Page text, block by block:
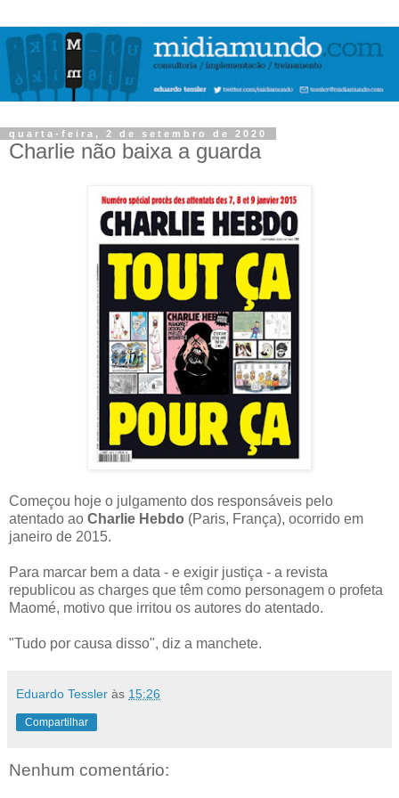
quarta-feira, 2 de setembro de 2020
Charlie não baixa a guarda
Começou hoje o julgamento dos responsáveis pelo
atentado ao Charlie Hebdo (Paris, França), ocorrido em
janeiro de 2015.
Para marcar bem a data - e exigir justiça - a revista
republicou as charges que têm como personagem o profeta
Maomé, motivo que irritou os autores do atentado.
"Tudo por causa disso", diz a manchete.
Eduardo Tessler às 15:26
Compartilhar
Nenhum comentário: